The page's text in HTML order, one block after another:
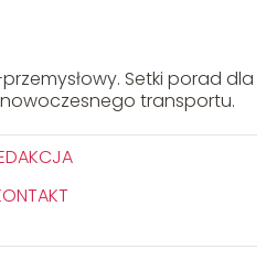
Setki porad dla
transportu.